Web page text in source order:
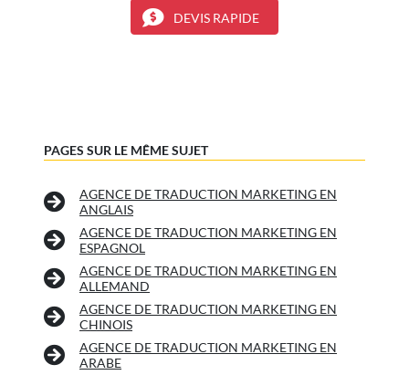
DEVIS RAPIDE
PAGES SUR LE MÊME SUJET
AGENCE DE TRADUCTION MARKETING EN
ANGLAIS
AGENCE DE TRADUCTION MARKETING EN
ESPAGNOL
AGENCE DE TRADUCTION MARKETING EN
ALLEMAND
AGENCE DE TRADUCTION MARKETING EN
CHINOIS
AGENCE DE TRADUCTION MARKETING EN
ARABE